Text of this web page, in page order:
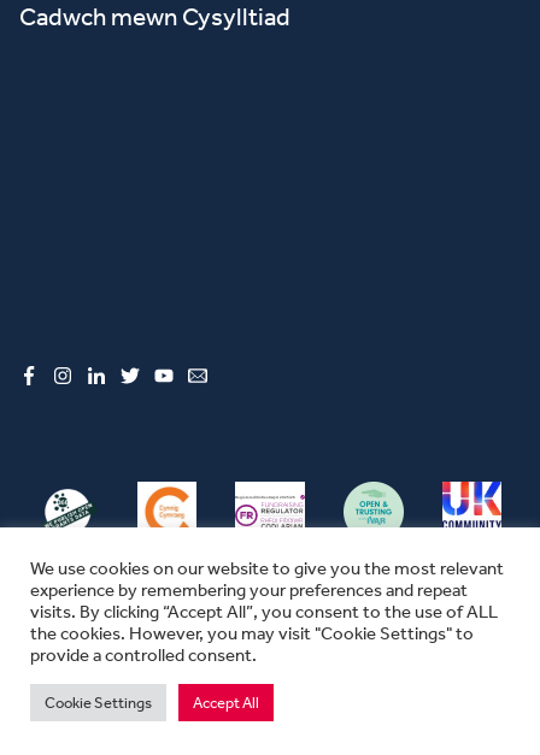
Cadwch mewn Cysylltiad
© CFW 2026 ALL RIGHTS RESERVED
FOUNDATION IN WALES
MAE SEFYDLIAD CYMUNEDOL CYMRU YN ELUSEN GOFRESTREDIG YN
We use cookies on our website to give you the most relevant
experience by remembering your preferences and repeat
visits. By clicking “Accept All”, you consent to the use of ALL
the cookies. However, you may visit "Cookie Settings" to
provide a controlled consent.
Cookie Settings Accept All